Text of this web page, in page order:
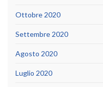
Ottobre 2020
Settembre 2020
Agosto 2020
Luglio 2020